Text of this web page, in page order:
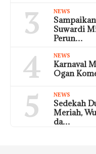
3 NEWS
Suwardi
Perun…
4 NEWS
Karnaval
Ogan
5 NEWS
Sedekah
Meriah,
da…